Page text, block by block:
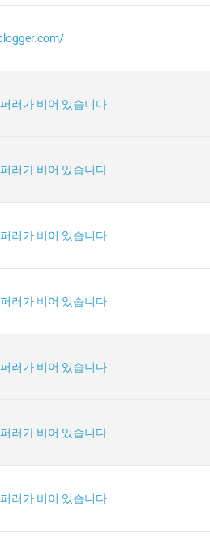
러가 비어 있습니다
러가 비어 있습니다
러가 비어 있습니다
러가 비어 있습니다
러가 비어 있습니다
러가 비어 있습니다
러가 비어 있습니다